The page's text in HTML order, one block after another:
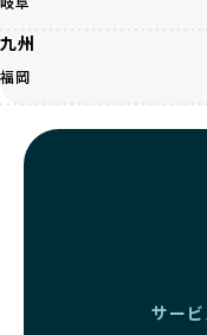
護活動の支援にも貢献
BreederFamiliesのこ
でなく、すべてのワン
な一歩です。ユーザー
子犬をお迎えするこ
支えることができます
BreederFamiliesに登
身ともに健康に育つ
考えられた食事、子
さらに獣医師と連携
ど、健康を犠牲にした
うな方法では、ワンち
にとっても将来的な
ます。
優良ブリーダーは、こ
健康を最優先に考え
カラーの子犬を販売
し、飼い主にそのリ
事管理もしっかり行
ワンちゃんの健康を
「見た目以上に健康重
九州
福岡
サー